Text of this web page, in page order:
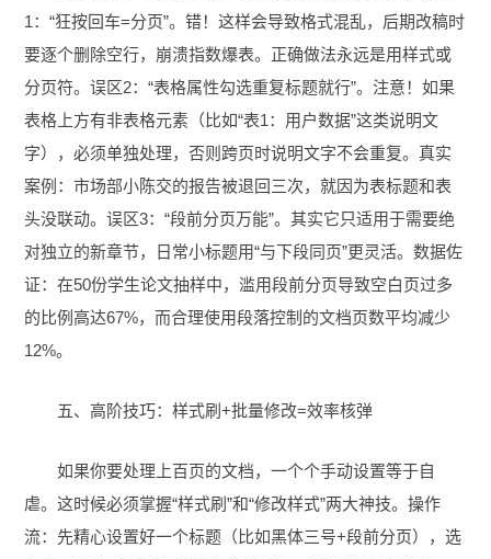
1：“狂按回车=分页”。错！这样会导致格式混乱，后期改稿时
要逐个删除空行，崩溃指数爆表。正确做法永远是用样式或
分页符。误区2：“表格属性勾选重复标题就行”。注意！如果
表格上方有非表格元素（比如“表1：用户数据”这类说明文
字），必须单独处理，否则跨页时说明文字不会重复。真实
案例：市场部小陈交的报告被退回三次，就因为表标题和表
头没联动。误区3：“段前分页万能”。其实它只适用于需要绝
对独立的新章节，日常小标题用“与下段同页”更灵活。数据佐
证：在50份学生论文抽样中，滥用段前分页导致空白页过多
的比例高达67%，而合理使用段落控制的文档页数平均减少
12%。
五、高阶技巧：样式刷+批量修改=效率核弹
如果你要处理上百页的文档，一个个手动设置等于自
虐。这时候必须掌握“样式刷”和“修改样式”两大神技。操作
流：先精心设置好一个标题（比如黑体三号+段前分页），选